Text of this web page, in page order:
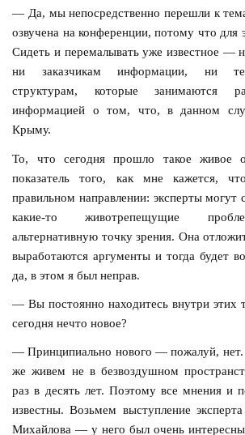
— Да, мы непосредственно перешли к
озвучена на конференции, потому что для
Сидеть и перемалывать уже известное —
ни заказчикам информации, ни
структурам, которые занимаются
информацией о том, что, в данном
Крыму.
То, что сегодня прошло такое живое
показатель того, как мне кажется,
правильном направлении: эксперты могут
какие-то животрепещущие
альтернативную точку зрения. Она
выработаются аргументы и тогда будет
да, в этом я был неправ.
— Вы постоянно находитесь внутри
сегодня нечто новое?
— Принципиально нового — пожалуй,
же живем не в безвоздушном
раз в десять лет. Поэтому все мнения и
известны. Возьмем выступление
Михайлова — у него был очень